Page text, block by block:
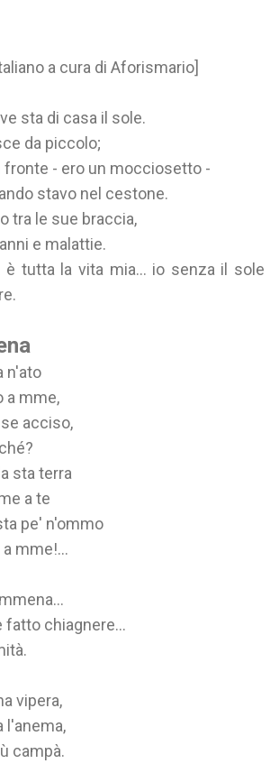
a cura di Aforismario]
sta di casa il sole.
da piccolo;
fronte - ero un mocciosetto -
stavo nel cestone.
tra le sue braccia,
e malattie.
è tutta la vita mia... io senza il sole
n'ato
a mme,
acciso,
sta terra
a te
pe' n'ommo
mme!...
chiagnere...
vipera,
l'anema,
campà.